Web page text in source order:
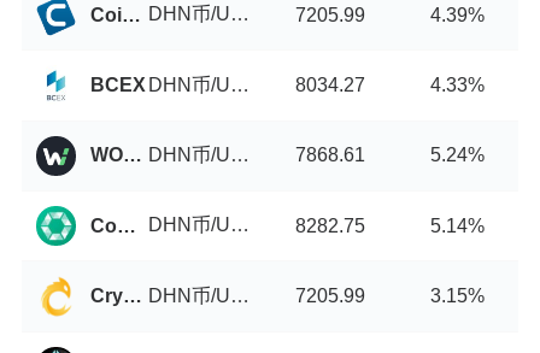
Coinut DHN币/USDT 7205.99 4.39%
BCEX DHN币/USDT 8034.27 4.33%
WOO X DHN币/USDT 7868.61 5.24%
Cobinhood DHN币/USDT 8282.75 5.14%
Cryptology DHN币/USDT 7205.99 3.15%